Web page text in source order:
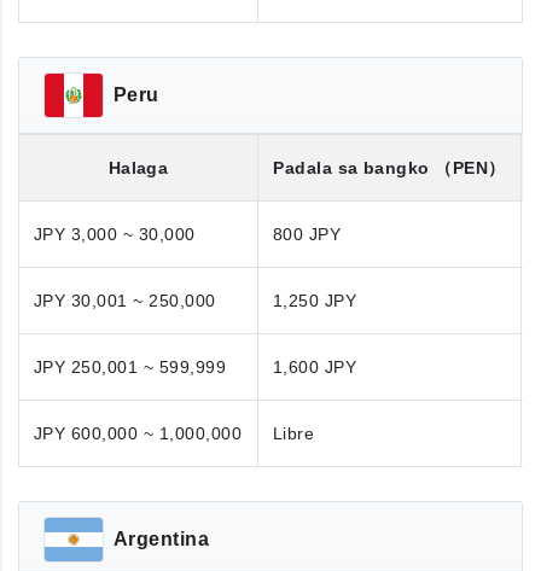
Peru
Halaga Padala sa bangko （PEN）
JPY 3,000 ~ 30,000 800 JPY
JPY 30,001 ~ 250,000 1,250 JPY
JPY 250,001 ~ 599,999 1,600 JPY
JPY 600,000 ~ 1,000,000 Libre
Argentina